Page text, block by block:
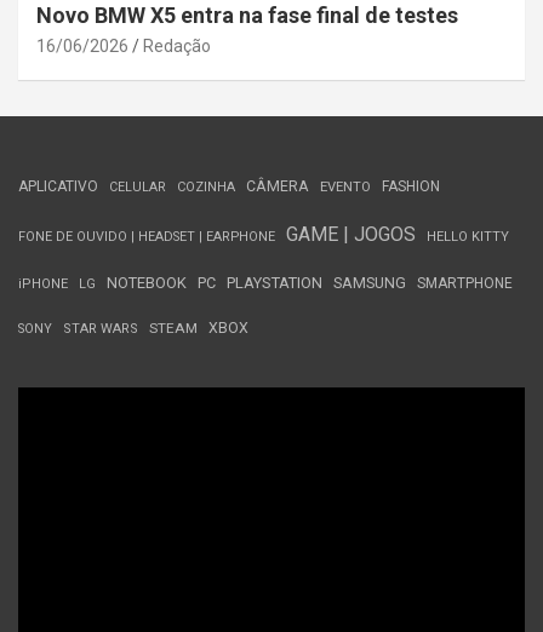
Novo BMW X5 entra na fase final de testes
16/06/2026 Redação
APLICATIVO CELULAR COZINHA CÂMERA EVENTO FASHION
FONE DE OUVIDO | HEADSET | EARPHONE GAME | JOGOS HELLO KITTY
iPHONE LG NOTEBOOK PC PLAYSTATION SAMSUNG SMARTPHONE
SONY STAR WARS STEAM XBOX